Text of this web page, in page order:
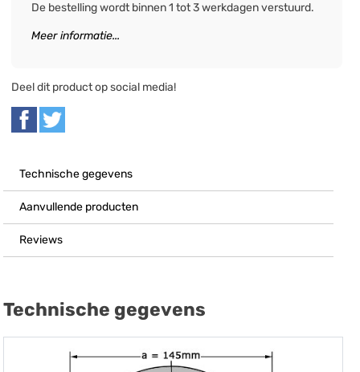
De bestelling wordt binnen 1 tot 3 werkdagen verstuurd.
Meer informatie...
Deel dit product op social media!
Technische gegevens
Aanvullende producten
Reviews
Technische gegevens